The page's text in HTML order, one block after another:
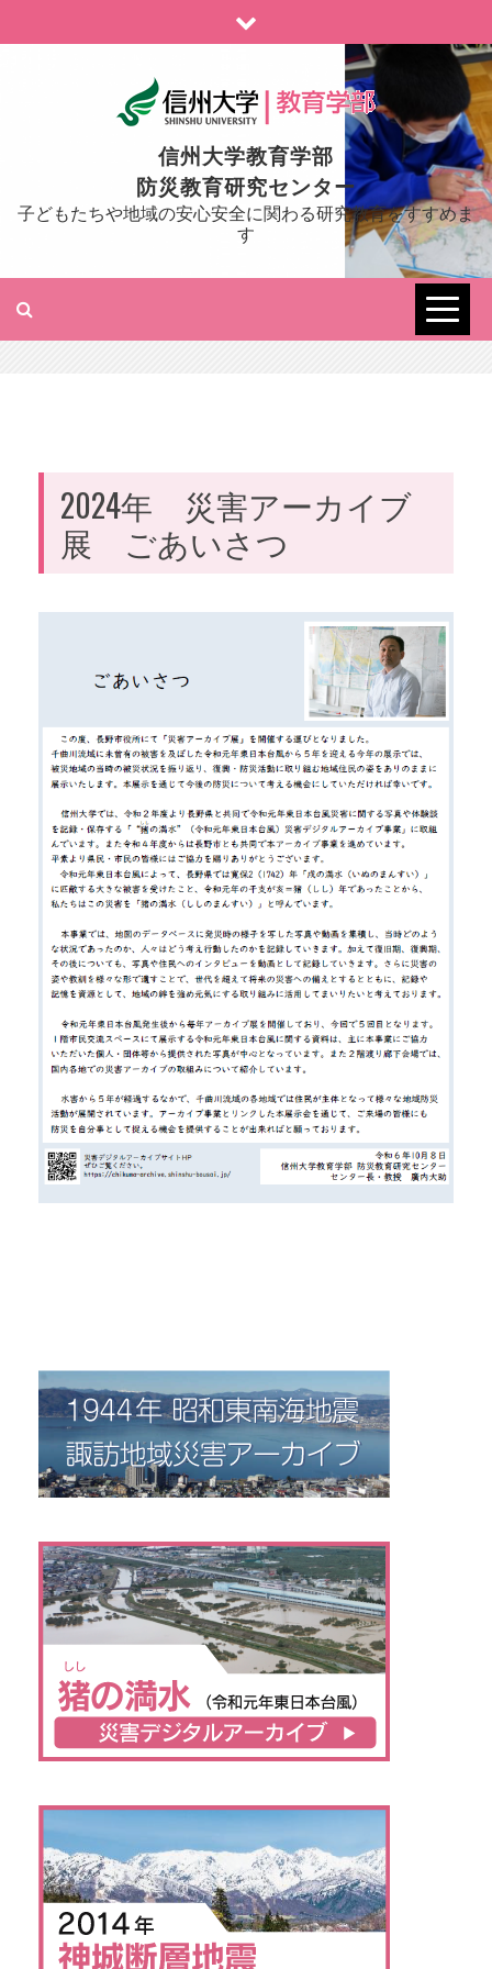
to
信州大学教育学部
防災教育研究センター
子どもたちや地域の安心安全に関わる研究教育をすすめま
す
2024年 災害アーカイブ
展 ごあいさつ